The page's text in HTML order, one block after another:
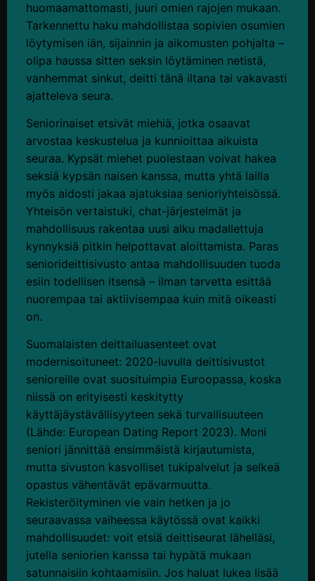
huomaamattomasti, juuri omien rajojen mukaan.
Tarkennettu haku mahdollistaa sopivien osumien
löytymisen iän, sijainnin ja aikomusten pohjalta –
olipa haussa sitten seksin löytäminen netistä,
vanhemmat sinkut, deitti tänä iltana tai vakavasti
ajatteleva seura.
Seniorinaiset etsivät miehiä, jotka osaavat
arvostaa keskustelua ja kunnioittaa aikuista
seuraa. Kypsät miehet puolestaan voivat hakea
seksiä kypsän naisen kanssa, mutta yhtä lailla
myös aidosti jakaa ajatuksiaa senioriyhteisössä.
Yhteisön vertaistuki, chat-järjestelmät ja
mahdollisuus rakentaa uusi alku madallettuja
kynnyksiä pitkin helpottavat aloittamista. Paras
seniorideittisivusto antaa mahdollisuuden tuoda
esiin todellisen itsensä – ilman tarvetta esittää
nuorempaa tai aktiivisempaa kuin mitä oikeasti
on.
Suomalaisten deittailuasenteet ovat
modernisoituneet: 2020-luvulla deittisivustot
senioreille ovat suosituimpia Euroopassa, koska
niissä on erityisesti keskitytty
käyttäjäystävällisyyteen sekä turvallisuuteen
(Lähde: European Dating Report 2023). Moni
seniori jännittää ensimmäistä kirjautumista,
mutta sivuston kasvolliset tukipalvelut ja selkeä
opastus vähentävät epävarmuutta.
Rekisteröityminen vie vain hetken ja jo
seuraavassa vaiheessa käytössä ovat kaikki
mahdollisuudet: voit etsiä deittiseurat lähelläsi,
jutella seniorien kanssa tai hypätä mukaan
satunnaisiin kohtaamisiin. Jos haluat lukea lisää